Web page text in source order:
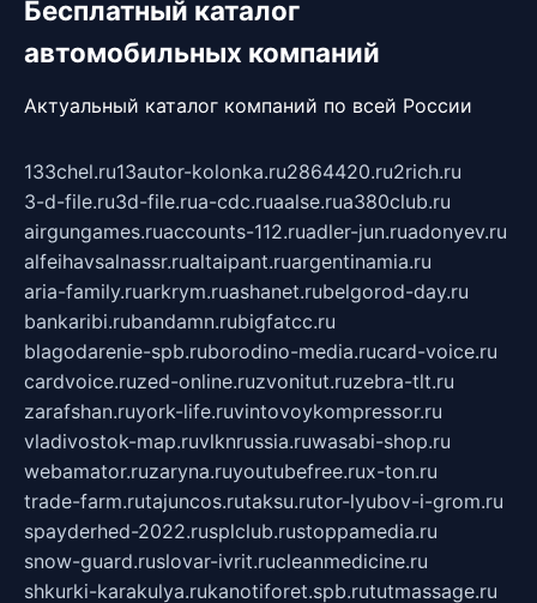
Бесплатный каталог
автомобильных компаний
Актуальный каталог компаний по всей России
133chel.ru13autor-kolonka.ru2864420.ru2rich.ru
3-d-file.ru3d-file.rua-cdc.ruaalse.rua380club.ru
airgungames.ruaccounts-112.ruadler-jun.ruadonyev.ru
alfeihavsalnassr.rualtaipant.ruargentinamia.ru
aria-family.ruarkrym.ruashanet.rubelgorod-day.ru
bankaribi.rubandamn.rubigfatcc.ru
blagodarenie-spb.ruborodino-media.rucard-voice.ru
cardvoice.ruzed-online.ruzvonitut.ruzebra-tlt.ru
zarafshan.ruyork-life.ruvintovoykompressor.ru
vladivostok-map.ruvlknrussia.ruwasabi-shop.ru
webamator.ruzaryna.ruyoutubefree.rux-ton.ru
trade-farm.rutajuncos.rutaksu.rutor-lyubov-i-grom.ru
spayderhed-2022.rusplclub.rustoppamedia.ru
snow-guard.ruslovar-ivrit.rucleanmedicine.ru
shkurki-karakulya.rukanotiforet.spb.rututmassage.ru